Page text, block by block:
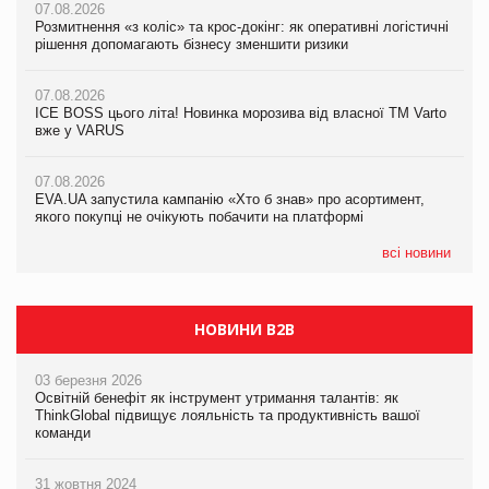
07.08.2026
Розмитнення «з коліс» та крос-докінг: як оперативні логістичні
рішення допомагають бізнесу зменшити ризики
07.08.2026
ICE BOSS цього літа! Новинка морозива від власної ТМ Varto
вже у VARUS
07.08.2026
EVA.UA запустила кампанію «Хто б знав» про асортимент,
якого покупці не очікують побачити на платформі
всі новини
07.08.2026
Розмитнення «з коліс» та крос-докінг: як оперативні логістичні
рішення допомагають бізнесу зменшити ризики
07.08.2026
ICE BOSS цього літа! Новинка морозива від власної ТМ Varto
вже у VARUS
07.08.2026
EVA.UA запустила кампанію «Хто б знав» про асортимент,
якого покупці не очікують побачити на платформі
07.08.2026
Kraft Heinz скоротила збиток у першому півріччі
Продажі Hugo Boss впали на 9%
НОВИНИ B2B
03 березня 2026
Освітній бенефіт як інструмент утримання талантів: як
ThinkGlobal підвищує лояльність та продуктивність вашої
команди
31 жовтня 2024